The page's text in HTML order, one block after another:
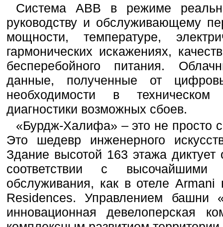
Система ABB в режиме
руководству и обслуживающему
мощности, температуре,
гармонических искажениях,
бесперебойного питания.
данные, полученные от
необходимости в
диагностики возможных сбоев.
«Бурдж-Халифа» – это не просто
Это шедевр инженерного
Здание высотой 163 этажа
соответствии с высочайшими
обслуживания, как в отеле
Residences. Управлением башни
инновационная девелоперская